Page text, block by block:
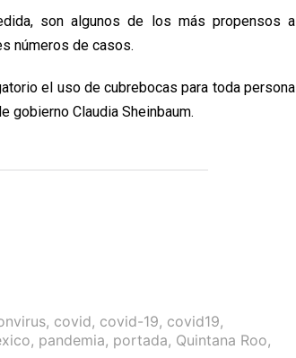
son algunos de los más propensos a
números de casos.
el uso de cubrebocas para toda persona
gobierno Claudia Sheinbaum.
, covid, covid-19, covid19,
, pandemia, portada, Quintana Roo,